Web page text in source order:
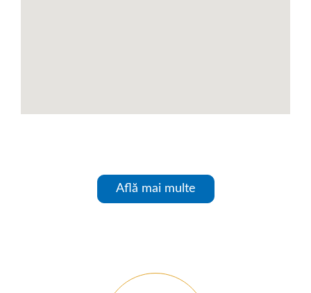
Află mai multe